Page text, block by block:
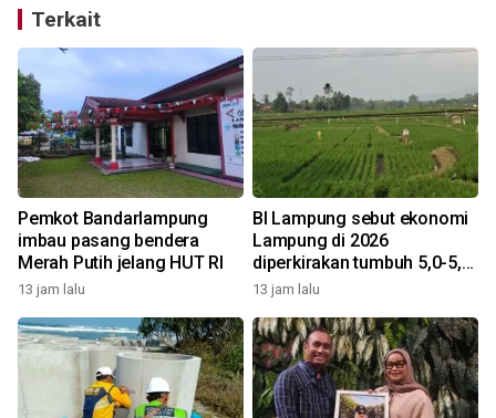
Terkait
Pemkot Bandarlampung
imbau pasang bendera
Merah Putih jelang HUT RI
13 jam lalu
BI Lampung sebut ekonomi
Lampung di 2026
diperkirakan tumbuh 5,0-5,6
persen
13 jam lalu